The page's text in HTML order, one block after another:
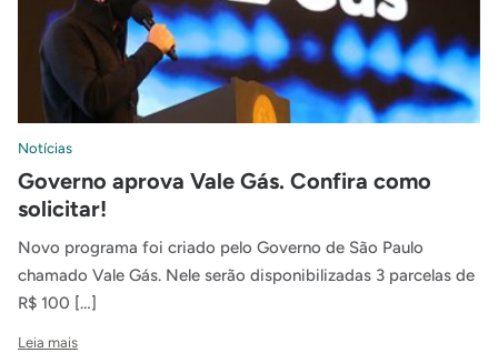
Notícias
Governo aprova Vale Gás. Confira como
solicitar!
Novo programa foi criado pelo Governo de São Paulo
chamado Vale Gás. Nele serão disponibilizadas 3 parcelas de
R$ 100 […]
Leia mais